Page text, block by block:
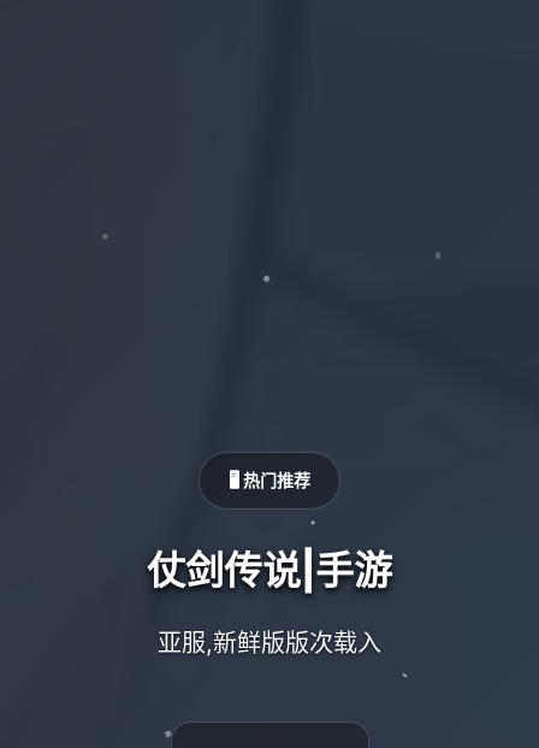
🖥️ 热门推荐
仗剑传说|手游
亚服,新鲜版版次载入